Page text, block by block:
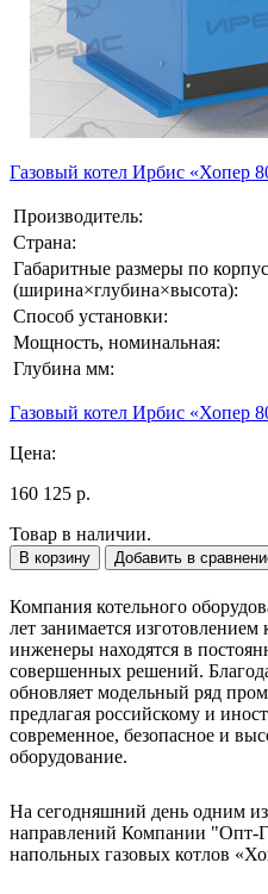
Газовый котел Ирбис «Хопер
Производитель:
Страна:
Габаритные размеры по
(ширина×глубина×высота):
Способ установки:
Мощность, номинальная:
Глубина мм:
Газовый котел Ирбис «Хопер
Цена:
160 125 р.
Товар в наличии.
В корзину Добавить в
Компания котельного
лет занимается
инженеры находятся в
совершенных решений.
обновляет модельный ряд
предлагая российскому и
современное, безопасное и
оборудование.
На сегодняшний день одним
направлений Компании "Опт-
напольных газовых котлов